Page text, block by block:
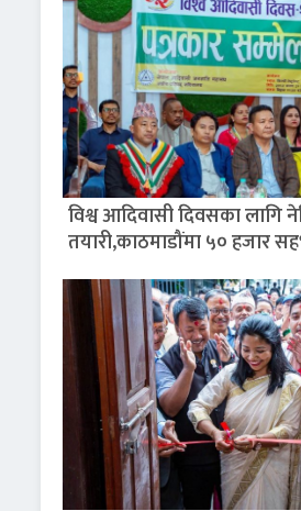
विश्व आदिवासी दिवसका लागि
तयारी,काठमाडौंमा ५० हजार